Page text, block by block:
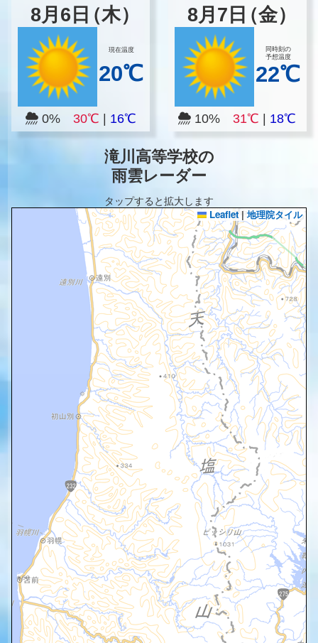
8月 6 日（木）
現在温度
20℃
0% 30℃ 16℃
8月 7 日（金）
同時刻の
予想温度
22℃
10%31℃ 18℃
滝川高等学校の
雨雲レーダー
タップすると拡大します
Leaflet | 地理院タイル